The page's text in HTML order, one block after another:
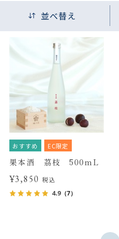
並べ替え
おすすめ EC限定
果本酒 茘枝 500mL
¥3,850税込
4.9（7）